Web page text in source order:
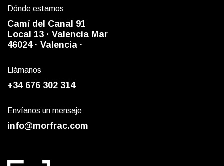
Dónde estamos
Camí del Canal 91
Local 13 · Valencia Mar
46024· Valencia ·
Llámanos
+34 676 302 314
Envíanos un mensaje
info@morfrac.com